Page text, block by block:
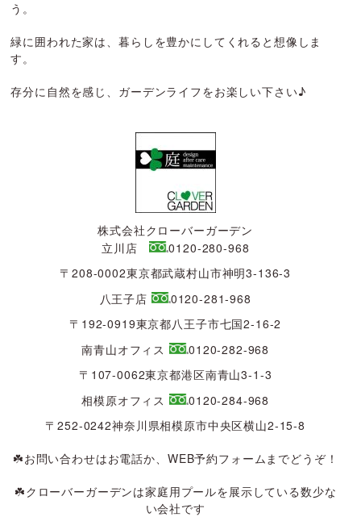
う。
緑に囲われた家は、暮らしを豊かにしてくれると想像しま
す。
存分に自然を感じ、ガーデンライフをお楽しい下さい♪
株式会社クローバーガーデン
立川店
0120-280-968
〒208-0002東京都武蔵村山市神明3-136-3
八王子店
0120-281-968
〒192-0919東京都八王子市七国2-16-2
南青山オフィス
0120-282-968
〒107-0062東京都港区南青山3-1-3
相模原オフィス
0120-284-968
〒252-0242神奈川県相模原市中央区横山2-15-8
☘️お問い合わせはお電話か、 WEB予約フォーム までどうぞ！
☘️クローバーガーデンは家庭用プールを展示している数少な
い会社です